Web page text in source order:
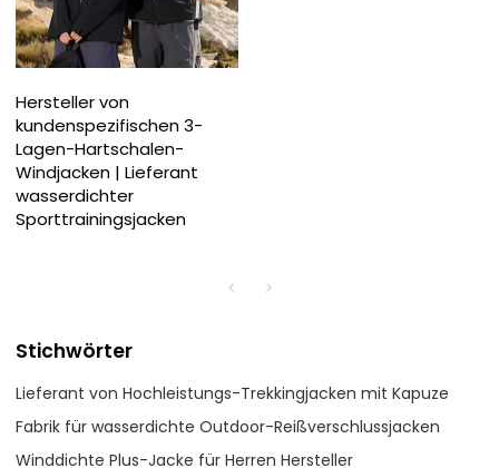
Hersteller von
kundenspezifischen 3-
Lagen-Hartschalen-
Windjacken | Lieferant
wasserdichter
Sporttrainingsjacken
Stichwörter
Lieferant von Hochleistungs-Trekkingjacken mit Kapuze
Fabrik für wasserdichte Outdoor-Reißverschlussjacken
Winddichte Plus-Jacke für Herren Hersteller